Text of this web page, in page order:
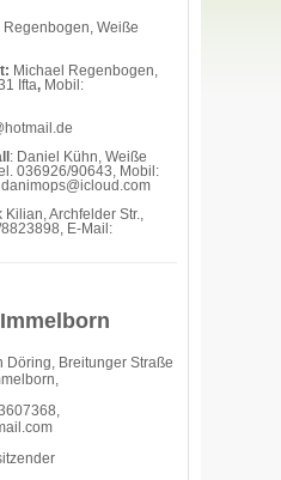
Regenbogen, Weiße
Michael Regenbogen,
Ifta, Mobil:
: Daniel Kühn, Weiße
036926/90643, Mobil:
Kilian, Archfelder Str.,
E-Mail:
Döring, Breitunger Straße